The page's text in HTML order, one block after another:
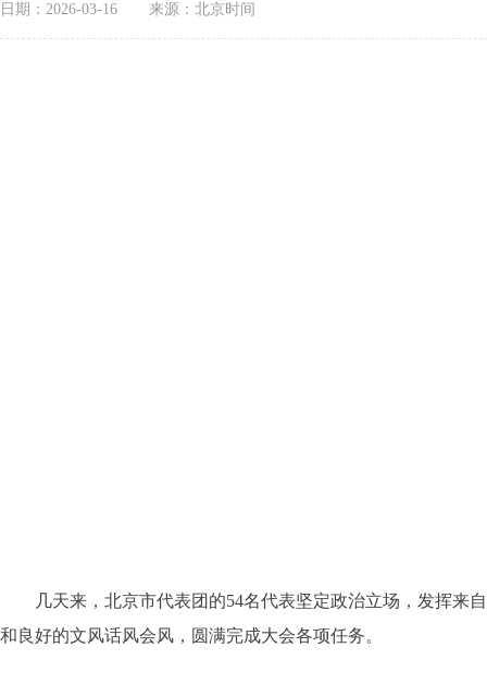
日期：2026-03-16 来源：北京时间
几天来，北京市代表团的54名代表坚定政治立场，发挥来自
和良好的文风话风会风，圆满完成大会各项任务。